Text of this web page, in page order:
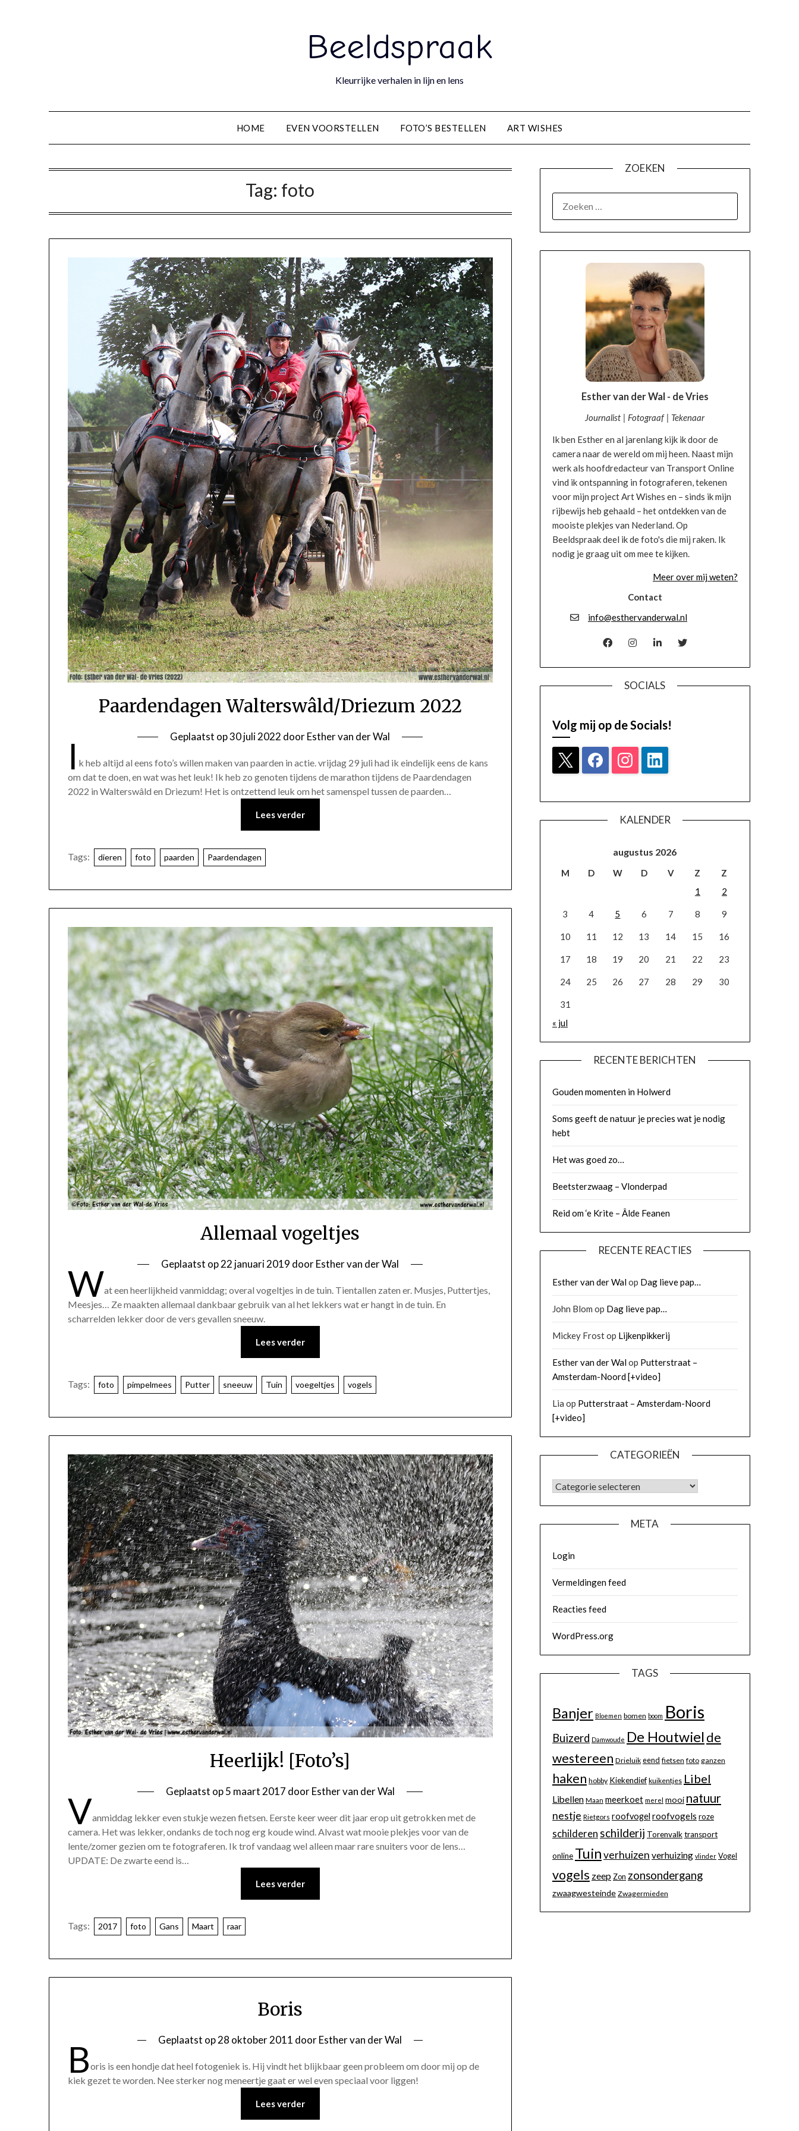
Beeldspraak
Kleurrijke verhalen in lijn en lens
HOME EVEN VOORSTELLEN FOTO’S BESTELLEN ART WISHES
Tag: foto
Paardendagen Walterswâld/Driezum 2022
Geplaatst op30 juli 2022 doorEsther van der Wal
I k heb altijd al eens foto’s willen maken van paarden in actie. vrijdag 29 juli had ik eindelijk eens de kans
om dat te doen, en wat was het leuk! Ik heb zo genoten tijdens de marathon tijdens de Paardendagen
2022 in Walterswâld en Driezum! Het is ontzettend leuk om het samenspel tussen de paarden…
Lees verder
Tags: dieren foto paarden Paardendagen
Allemaal vogeltjes
Geplaatst op22 januari 2019 doorEsther van der Wal
Wat een heerlijkheid vanmiddag; overal vogeltjes in de tuin. Tientallen zaten er. Musjes, Puttertjes,
Meesjes… Ze maakten allemaal dankbaar gebruik van al het lekkers wat er hangt in de tuin. En
scharrelden lekker door de vers gevallen sneeuw.
Lees verder
Tags: foto pimpelmees Putter sneeuw Tuin voegeltjes vogels
Heerlijk! [Foto’s]
Geplaatst op5 maart 2017 doorEsther van der Wal
Vanmiddag lekker even stukje wezen fietsen. Eerste keer weer dit jaar erop uit getrokken met de
camera. Het was lekker, ondanks de toch nog erg koude wind. Alvast wat mooie plekjes voor van de
lente/zomer gezien om te fotograferen. Ik trof vandaag wel alleen maar rare snuiters voor de lens…
UPDATE: De zwarte eend is…
Lees verder
Tags: 2017 foto Gans Maart raar
Boris
Geplaatst op28 oktober 2011 doorEsther van der Wal
Boris is een hondje dat heel fotogeniek is. Hij vindt het blijkbaar geen probleem om door mij op de
kiek gezet te worden. Nee sterker nog meneertje gaat er wel even speciaal voor liggen!
Lees verder
ZOEKEN
OVER MIJ
Esther van der Wal - de Vries
Journalist | Fotograaf | Tekenaar
Ik ben Esther en al jarenlang kijk ik door de
camera naar de wereld om mij heen. Naast mijn
werk als hoofdredacteur van Transport Online
vind ik ontspanning in fotograferen, tekenen
voor mijn project Art Wishes en – sinds ik mijn
rijbewijs heb gehaald – het ontdekken van de
mooiste plekjes van Nederland. Op
Beeldspraak deel ik de foto's die mij raken. Ik
nodig je graag uit om mee te kijken.
Meer over mij weten?
Contact
info@esthervanderwal.nl
SOCIALS
Volg mij op de Socials!
KALENDER
augustus 2026
M D W D V Z
Z
1
2
3 4 5 6 7 8 9
10 11 12 13 14 15 16
17 18 19 20 21 22 23
24 25 26 27 28 29 30
31
« jul
RECENTE BERICHTEN
Gouden momenten in Holwerd
Soms geeft de natuur je precies wat je nodig
hebt
Het was goed zo…
Beetsterzwaag – Vlonderpad
Reid om ‘e Krite – Âlde Feanen
RECENTE REACTIES
Esther van der Walop Dag lieve pap…
John Blom op Dag lieve pap…
Mickey Frostop Lijkenpikkerij
Esther van der Walop Putterstraat –
Amsterdam-Noord [+video]
Lia op Putterstraat – Amsterdam-Noord
[+video]
CATEGORIEËN
META
Login
Vermeldingen feed
Reacties feed
WordPress.org
TAGS
Banjer Bloemen bomen boom Boris
Buizerd Damwoude De Houtwielde
westereen Drieluik eend fietsen foto ganzen
haken hobby Kiekendief kuikentjes Libel
Libellen Maan meerkoet merel mooi natuur
nestje Rietgors roofvogel roofvogels roze
schilderen schilderij Torenvalktransport
online Tuinverhuizen verhuizing vlinder Vogel
vogels zeep Zon zonsondergang
zwaagwesteinde Zwagermieden